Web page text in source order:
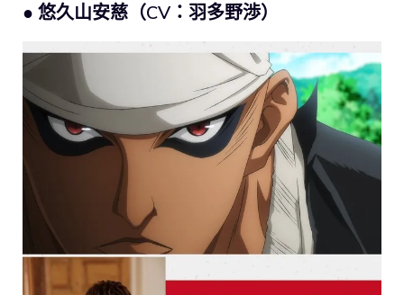
● 悠久山安慈（CV：羽多野渉）